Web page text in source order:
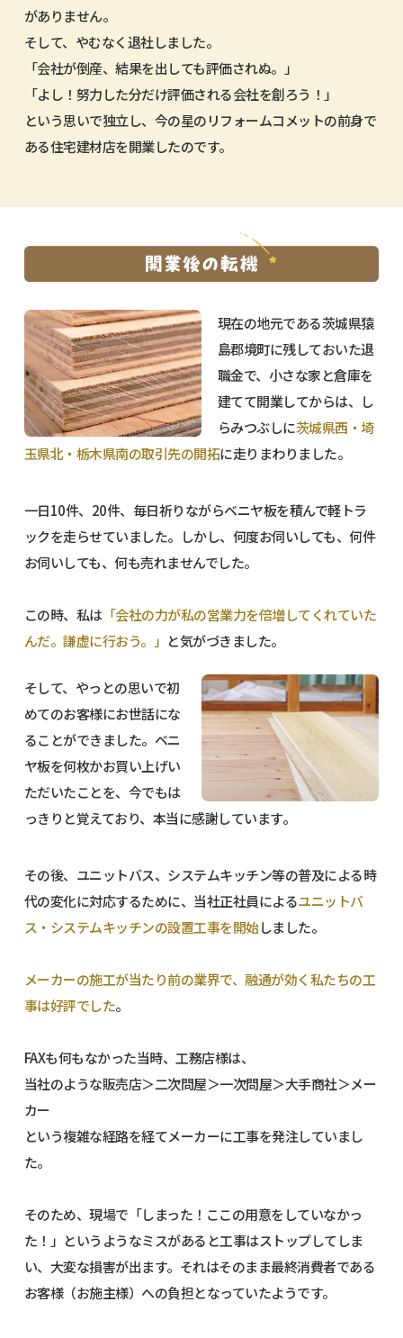
がありません。
そして、やむなく退社しました。
「会社が倒産、結果を出しても評価されぬ。」
「よし！努力した分だけ評価される会社を創ろう！」
という思いで独立し、今の星のリフォームコメットの前身で
ある住宅建材店を開業したのです。
現在の地元である茨城県猿
島郡境町に残しておいた退
職金で、小さな家と倉庫を
建てて開業してからは、し
らみつぶしに茨城県西・埼
玉県北・栃木県南の取引先の開拓に走りまわりました。
一日10件、20件、毎日祈りながらベニヤ板を積んで軽トラ
ックを走らせていました。しかし、何度お伺いしても、何件
お伺いしても、何も売れませんでした。
この時、私は「会社の力が私の営業力を倍増してくれていた
んだ。謙虚に行おう。」 と気がづきました。
そして、やっとの思いで初
めてのお客様にお世話にな
ることができました。ベニ
ヤ板を何枚かお買い上げい
ただいたことを、今でもは
っきりと覚えており、本当に感謝しています。
その後、ユニットバス、システムキッチン等の普及による時
代の変化に対応するために、当社正社員によるユニットバ
ス・システムキッチンの設置工事を開始しました。
メーカーの施工が当たり前の業界で、融通が効く私たちの工
事は好評でした。
FAXも何もなかった当時、工務店様は、
当社のような販売店＞二次問屋＞一次問屋＞大手商社＞メー
カー
という複雑な経路を経てメーカーに工事を発注していまし
た。
そのため、現場で「しまった！ここの用意をしていなかっ
た！」というようなミスがあると工事はストップしてしま
い、大変な損害が出ます。それはそのまま最終消費者である
お客様（お施主様）への負担となっていたようです。